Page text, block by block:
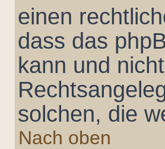
einen
dass das
kann und
solchen, die
Nach oben